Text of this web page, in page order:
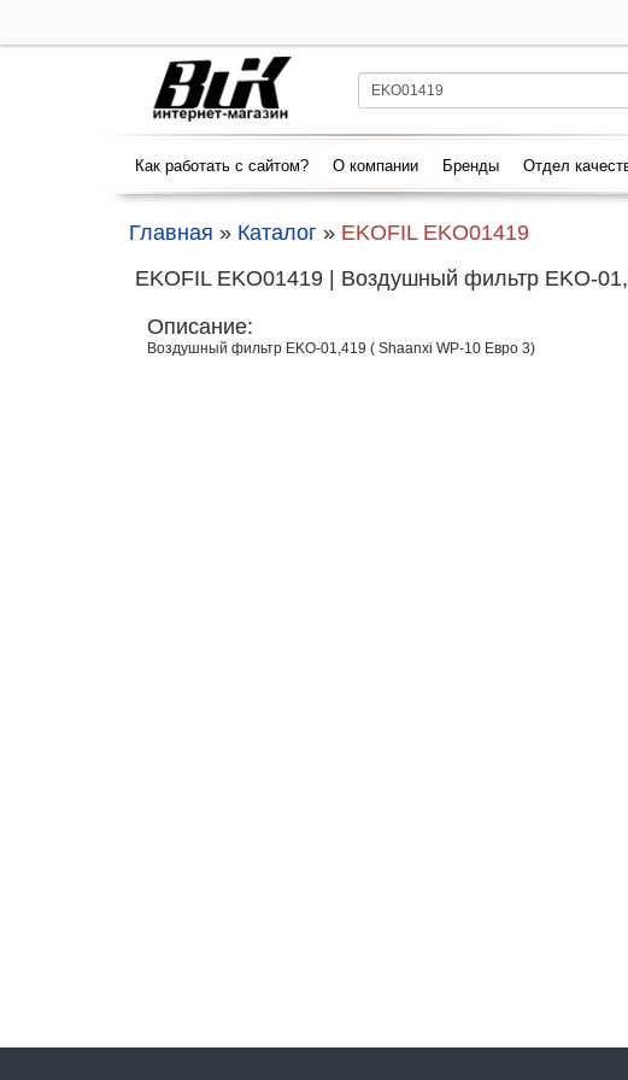
Как работать с сайтом? О компании Бренды Отдел
Главная » Каталог » EKOFIL EKO01419
EKOFIL EKO01419 | Воздушный фильтр EKO-
Описание:
Воздушный фильтр EKO-01,419 ( Shaanxi WP-10 Евро 3)